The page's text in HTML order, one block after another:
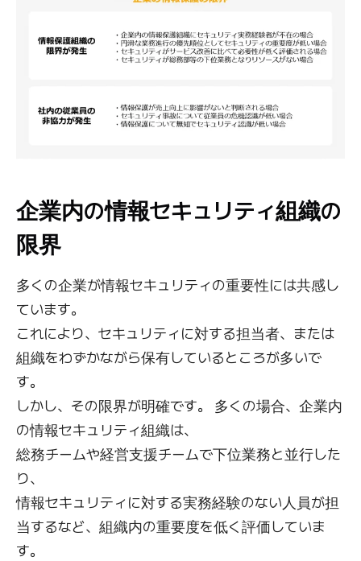
企業内の情報セキュリティ組織の
限界
多くの企業が情報セキュリティの重要性には共感し
ています。
これにより、セキュリティに対する担当者、または
組織をわずかながら保有しているところが多いで
す。
しかし、その限界が明確です。 多くの場合、企業内
の情報セキュリティ組織は、
総務チームや経営支援チームで下位業務と並行した
り、
情報セキュリティに対する実務経験のない人員が担
当するなど、組織内の重要度を低く評価していま
す。